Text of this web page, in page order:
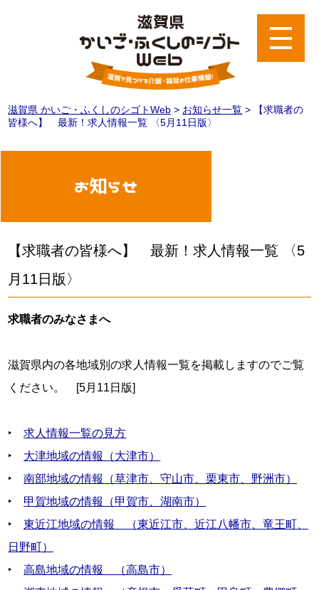
滋賀県 かいご・ふくしのシゴトWeb > お知らせ一覧 >
【求職者の
皆様へ】 最新！求人情報一覧 〈5月11日版〉
お知らせ
【求職者の皆様へ】 最新！求人情報一覧 〈5
月11日版〉
求職者のみなさまへ
滋賀県内の各地域別の求人情報一覧を掲載しますのでご覧
ください。　[5月11日版]
‣ 求人情報一覧の見方
‣ 大津地域の情報（大津市）
‣ 南部地域の情報（草津市、守山市、栗東市、野洲市）
‣ 甲賀地域の情報（甲賀市、湖南市）
‣ 東近江地域の情報　（東近江市、近江八幡市、竜王町、
日野町）
‣ 高島地域の情報　（高島市）